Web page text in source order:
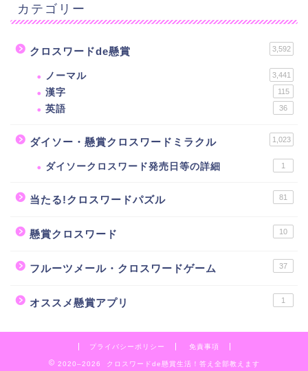
カテゴリー
クロスワードde懸賞 3,592
ノーマル 3,441
漢字 115
英語 36
ダイソー・懸賞クロスワードミラクル 1,023
ダイソークロスワード発売日等の詳細 1
当たる!クロスワードパズル 81
懸賞クロスワード 10
フルーツメール・クロスワードゲーム 37
オススメ懸賞アプリ 1
プライバシーポリシー 免責事項
2020–2026 クロスワードde懸賞生活！答え全部教えます